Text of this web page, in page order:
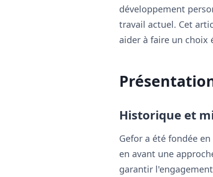
développement
travail actuel. Cet
aider à faire un choix
Historique et
Gefor a été fondée
en avant une
garantir